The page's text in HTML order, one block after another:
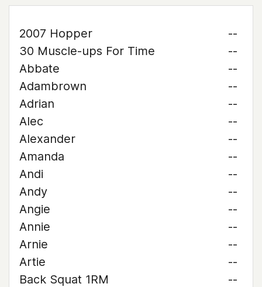
2007 Hopper
--
30 Muscle-ups For Time
--
Abbate
--
Adambrown
--
Adrian
--
Alec
--
Alexander
--
Amanda
--
Andi
--
Andy
--
Angie
--
Annie
--
Arnie
--
Artie
--
Back Squat 1RM
--